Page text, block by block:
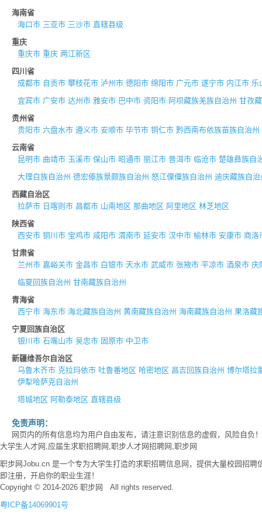
海南省
海口市 三亚市 三沙市 直辖县级
重庆
重庆市 重庆 两江新区
四川省
成都市 自贡市 攀枝花市 泸州市 德阳市 绵阳市 广元市 遂宁市 内江市 乐
宜宾市 广安市 达州市 雅安市 巴中市 资阳市 阿坝藏族羌族自治州 甘孜
贵州省
贵阳市 六盘水市 遵义市 安顺市 毕节市 铜仁市 黔西南布依族苗族自治州
云南省
昆明市 曲靖市 玉溪市 保山市 昭通市 丽江市 普洱市 临沧市 楚雄彝族自
大理白族自治州 德宏傣族景颇族自治州 怒江傈僳族自治州 迪庆藏族自治
西藏自治区
拉萨市 日喀则市 昌都市 山南地区 那曲地区 阿里地区 林芝地区
陕西省
西安市 铜川市 宝鸡市 咸阳市 渭南市 延安市 汉中市 榆林市 安康市 商洛
甘肃省
兰州市 嘉峪关市 金昌市 白银市 天水市 武威市 张掖市 平凉市 酒泉市 庆
临夏回族自治州 甘南藏族自治州
青海省
西宁市 海东市 海北藏族自治州 黄南藏族自治州 海南藏族自治州 果洛藏
宁夏回族自治区
银川市 石嘴山市 吴忠市 固原市 中卫市
新疆维吾尔自治区
乌鲁木齐市 克拉玛依市 吐鲁番地区 哈密地区 昌吉回族自治州 博尔塔拉
伊犁哈萨克自治州
塔城地区 阿勒泰地区 直辖县级
免责声明：
网页内的所有信息均为用户自由发布，请注意识别信息的虚假，风险自
大学生人才网,应届生求职招聘网,职步人才网招聘网,职步网
职步网Jobu.cn 是一个专为大学生打造的求职招聘信息网，提供大量校园招
即注册，开启你的职业生涯！
Copyright © 2014-2026 职步网 All rights reserved.
粤ICP备14069901号